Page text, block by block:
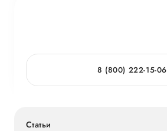
8 (800) 222-15-06
Статьи